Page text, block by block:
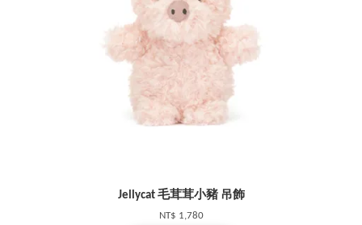
Jellycat 毛茸茸小豬 吊飾
NT$ 1,780